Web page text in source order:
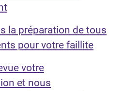
la préparation de tous
pour votre faillite
votre
et nous